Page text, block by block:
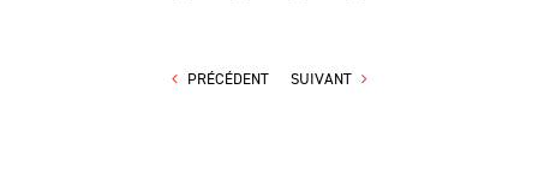
PRÉCÉDENT SUIVANT